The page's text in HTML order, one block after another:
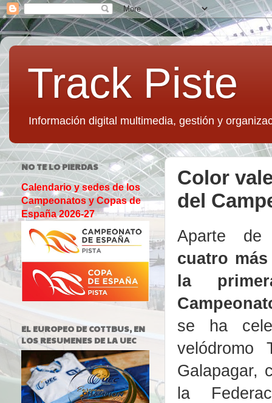
Track Piste
Información digital multimedia, gestión y
Color
del
Aparte
cuatro
la
se ha
velódromo
Galapagar,
la
NO TE LO PIERDAS
Calendario y sedes de los
Campeonatos y Copas de
España 2026-27
EL EUROPEO DE COTTBUS, EN
LOS RESUMENES DE LA UEC